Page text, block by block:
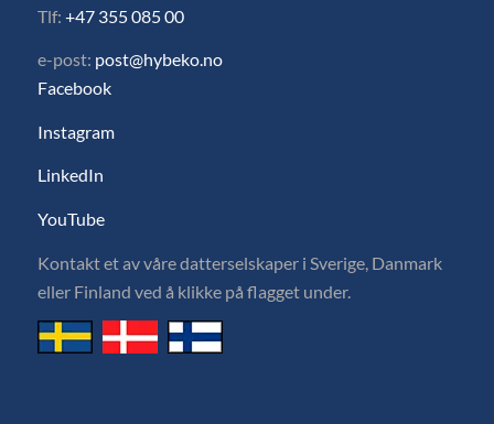
Tlf: +47 355 085 00
e-post: post@hybeko.no
Facebook
Instagram
LinkedIn
YouTube
Kontakt et av våre datterselskaper i Sverige, Danmark
eller Finland ved å klikke på flagget under.